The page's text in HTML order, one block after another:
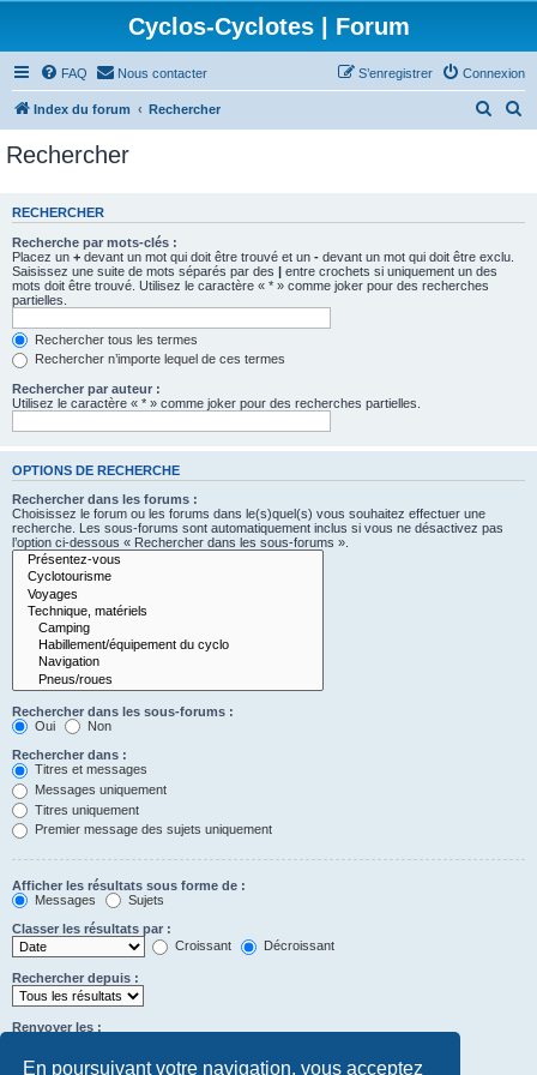
En poursuivant votre navigation, vous acceptez
Cyclos-Cyclotes | Forum
FAQ Nous contacter Connexion
S’enregistrer
Index du forum Rechercher
e
e
r
c
Rechercher
RECHERCHER
Recherche par mots-clés :
Placez un + devant un mot qui doit être trouvé et un - devant un mot qui doit être exclu.
Saisissez une suite de mots séparés par des | entre crochets si uniquement un des
mots doit être trouvé. Utilisez le caractère « * » comme joker pour des recherches
partielles.
Rechercher tous les termes
Rechercher n’importe lequel de ces termes
Rechercher par auteur :
Utilisez le caractère « * » comme joker pour des recherches partielles.
OPTIONS DE RECHERCHE
Rechercher dans les forums :
Choisissez le forum ou les forums dans le(s)quel(s) vous souhaitez effectuer une
recherche. Les sous-forums sont automatiquement inclus si vous ne désactivez pas
l’option ci-dessous « Rechercher dans les sous-forums ».
Rechercher dans les sous-forums :
Oui
Non
Rechercher dans :
Titres et messages
Messages uniquement
Titres uniquement
Premier message des sujets uniquement
Afficher les résultats sous forme de :
Messages
Sujets
Classer les résultats par :
Croissant
Décroissant
Rechercher depuis :
Renvoyer les :